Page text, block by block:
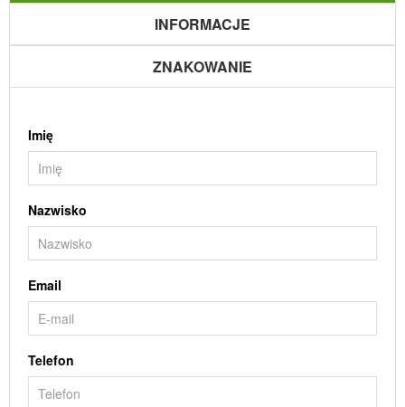
INFORMACJE
ZNAKOWANIE
Imię
Nazwisko
Email
Telefon